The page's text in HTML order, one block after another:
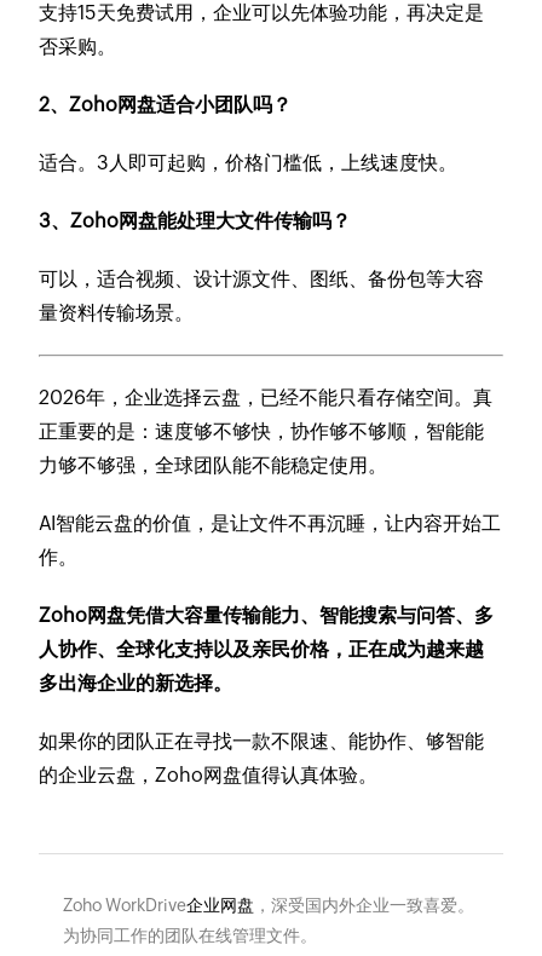
支持15天免费试用，企业可以先体验功能，再决定是
否采购。
2、Zoho网盘适合小团队吗？
适合。3人即可起购，价格门槛低，上线速度快。
3、Zoho网盘能处理大文件传输吗？
可以，适合视频、设计源文件、图纸、备份包等大容
量资料传输场景。
2026年，企业选择云盘，已经不能只看存储空间。真
正重要的是：速度够不够快，协作够不够顺，智能能
力够不够强，全球团队能不能稳定使用。
AI智能云盘的价值，是让文件不再沉睡，让内容开始工
作。
Zoho网盘凭借大容量传输能力、智能搜索与问答、多
人协作、全球化支持以及亲民价格，正在成为越来越
多出海企业的新选择。
如果你的团队正在寻找一款不限速、能协作、够智能
的企业云盘，Zoho网盘值得认真体验。
Zoho WorkDrive企业网盘 ，深受国内外企业一致喜爱。
为协同工作的团队在线管理文件。